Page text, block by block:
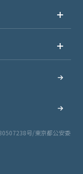
号/東京都公安委